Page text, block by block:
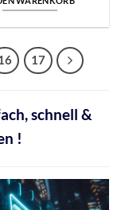
17
schnell &
!